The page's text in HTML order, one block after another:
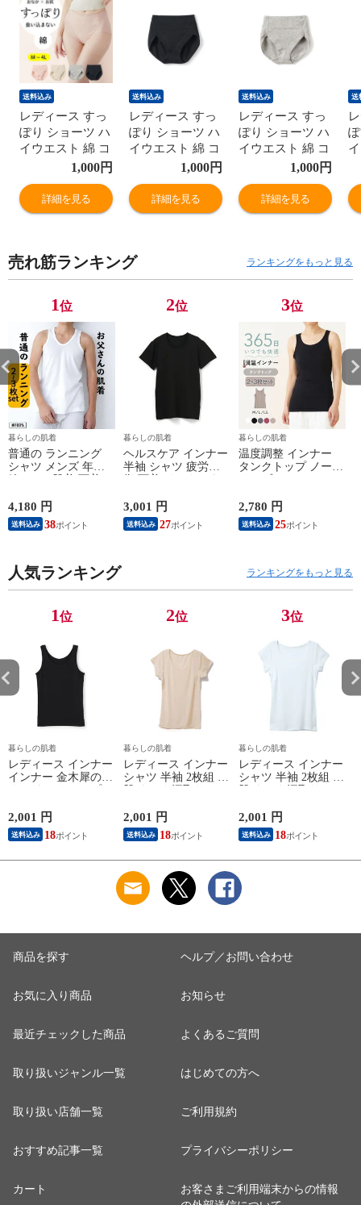
送料込み
レディース すっ
ぽり ショーツ ハ
イウエスト 綿 コ
ットン お肌に優
プ 深ばき レギュ
ラー 女性 年間
1,000円
詳細を見る
送料込み
レディース すっ
ぽり ショーツ ハ
イウエスト 綿 コ
ットン お肌に優
プ 深ばき レギュ
ラー 女性 年間
1,000円
詳細を見る
送料込み
レディース すっ
ぽり ショーツ ハ
イウエスト 綿 コ
ットン お肌に優
プ 深ばき レギュ
ラー 女性 年間
1,000円
詳細を見る
送
売れ筋ランキング ランキングをもっと見る
1位
暮らしの肌着
普通の ランニング
シャツ メンズ 年間
ンクトップ ノースリ
ーブ インナー 紳士
男性 シニア 抗菌 防
4,180 円
送料込み 38
2位
暮らしの肌着
ヘルスケア インナー
半袖 シャツ 疲労回
外線 疲労軽減 ボデ
ィケア 健康 プレゼ
ント ギフト ヘルス
3,001 円
送料込み 27
3位
暮らしの肌着
温度調整 インナー
タンクトップ ノース
オフホワイト/ブラウ
ン/ブラック/チャコ
ールグレー/ピンク
2,780 円
送料込み 25
人気ランキング ランキングをもっと見る
1位
暮らしの肌着
レディース インナー
インナー 金木犀のめ
っとり 保湿 ストレ
ッチ ボタニカル タ
ンクトップ 秋冬 お
2,001 円
送料込み 18
2位
暮らしの肌着
レディース インナー
シャツ 半袖 2枚組 素
り インナーシャツ
パッド付き 春夏 汗
染み 防止 汗 対策 綿
ット工業 S5022B-RT
涼しい 肌着
2,001 円
送料込み 18
3位
暮らしの肌着
レディース インナー
シャツ 半袖 2枚組 素
り インナーシャツ
パッド付き 春夏 汗
染み 防止 汗 対策 綿
ット工業 S5022B-RT
涼しい 肌着
2,001 円
送料込み 18
商品を探す
お気に入り商品
最近チェックした商品
取り扱いジャンル一覧
取り扱い店舗一覧
おすすめ記事一覧
カート
ヘルプ／お問い合わせ
お知らせ
よくあるご質問
はじめての方へ
ご利用規約
プライバシーポリシー
お客さまご利用端末からの情報